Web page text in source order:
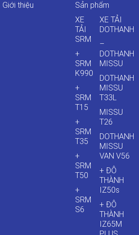
Giới thiệu
Sản phẩm
XE
TẢI
SRM
+
SRM
K990
+
SRM
T15
+
SRM
T35
+
SRM
T50
+
SRM
S6
XE TẢI
DOTHANH
–
DOTHANH
MISSU
DOTHANH
MISSU
T33L
MISSU
T26
DOTHANH
MISSU
VAN V56
+ ĐÔ
THÀNH
IZ50s
+ ĐÔ
THÀNH
IZ65M